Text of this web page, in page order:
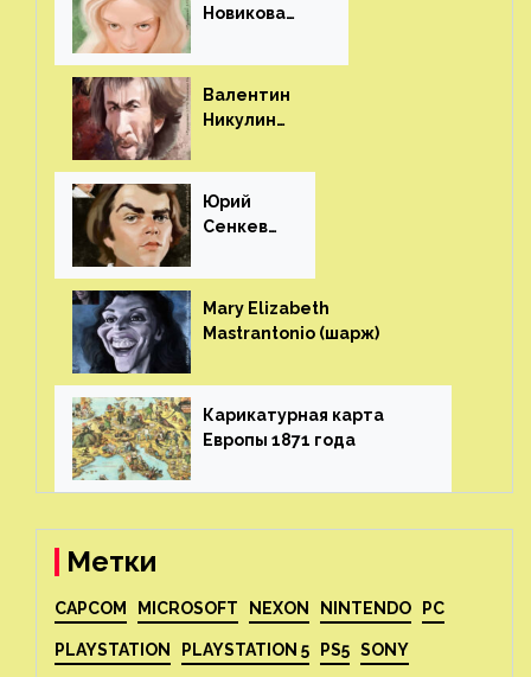
Новикова
Валентин
Никулин
Юрий
Сенкеви
Mary Elizabeth
Mastrantonio (шарж)⁠⁠
Карикатурная карта
Европы 1871 года⁠⁠
Метки
CAPCOM MICROSOFT NEXON NINTENDO PC
PLAYSTATION PLAYSTATION 5 PS5 SONY